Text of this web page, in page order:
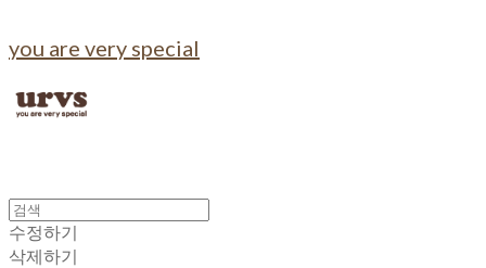
you are very special
수정하기
삭제하기